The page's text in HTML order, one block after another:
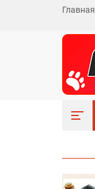
Главная